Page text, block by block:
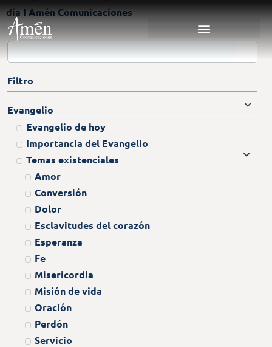
día I Amén Comunicaciones
Filtro
Evangelio
Evangelio de hoy
Importancia del Evangelio
Temas existenciales
Amor
Conversión
Dolor
Esclavitudes del corazón
Esperanza
Fe
Misericordia
Misión de vida
Oración
Perdón
Servicio